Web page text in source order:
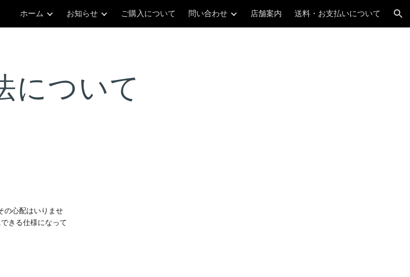
content Skip to navigation
ホーム お知らせ ご購入について 問い合わせ 店舗案内 送料・お支払いについて
について
の心配はいりませ
きる仕様になって